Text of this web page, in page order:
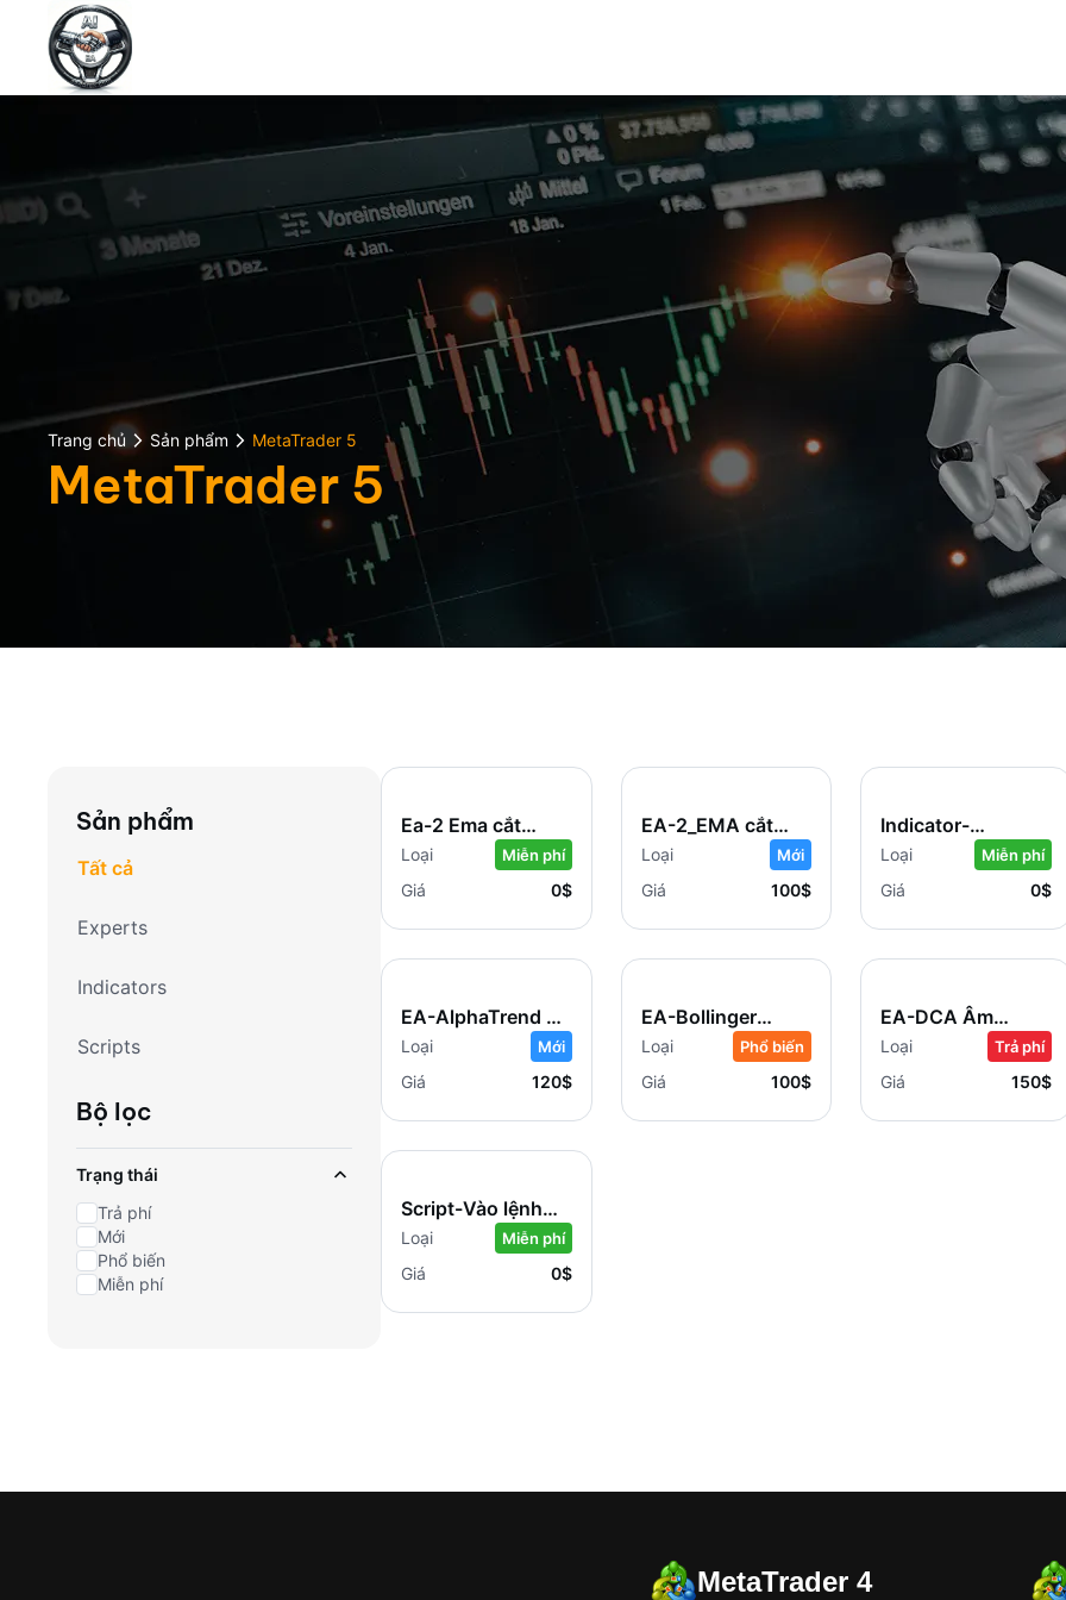
Trang chủ Sản phẩm MetaTrader 5
MetaTrader 5
Sản phẩm
Tất cả
Experts
Indicators
Scripts
Bộ lọc
Trạng thái
Trả phí
Mới
Phổ biến
Miễn phí
Ea-2 Ema cắt
nhau-MT5
Loại Miễn phí
Giá 0$
EA-2_EMA cắt
nhau_V1-MT5
Loại Mới
Giá 100$
Indicator-
AlphaTrend-MT5
Loại Miễn phí
Giá 0$
EA-AlphaTrend &
SuperTrend-MT5
Loại Mới
Giá 120$
EA-Bollinger
Band-MT5
Loại Phổ biến
Giá 100$
EA-DCA Âm
Dương & Lưới-
MT5
Loại Trả phí
Giá 150$
Script-Vào lệnh
theo LOT-MT5
Loại Miễn phí
Giá 0$
MetaTrader 4